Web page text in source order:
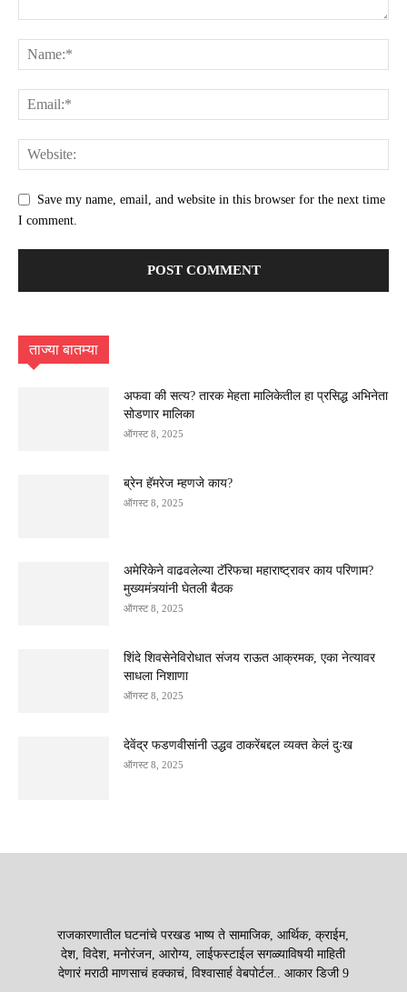
Save my name, email, and website in this browser for the next time
I comment.
ताज्या बातम्या
अफवा की सत्य? तारक मेहता मालिकेतील हा प्रसिद्ध अभिनेता
सोडणार मालिका
ऑगस्ट 8, 2025
ब्रेन हॅमरेज म्हणजे काय?
ऑगस्ट 8, 2025
अमेरिकेने वाढवलेल्या टॅरिफचा महाराष्ट्रावर काय परिणाम?
मुख्यमंत्र्यांनी घेतली बैठक
ऑगस्ट 8, 2025
शिंदे शिवसेनेविरोधात संजय राऊत आक्रमक, एका नेत्यावर
साधला निशाणा
ऑगस्ट 8, 2025
देवेंद्र फडणवीसांनी उद्धव ठाकरेंबद्दल व्यक्त केलं दुःख
ऑगस्ट 8, 2025
राजकारणातील घटनांचे परखड भाष्य ते सामाजिक, आर्थिक, क्राईम,
देश, विदेश, मनोरंजन, आरोग्य, लाईफस्टाईल सगळ्याविषयी माहिती
देणारं मराठी माणसाचं हक्काचं, विश्वासार्ह वेबपोर्टल.. आकार डिजी 9